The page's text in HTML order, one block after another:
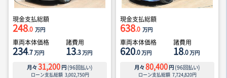
現金支払総額
248.0 万円
車両本体価格
234.7万円
諸費用
13.3万円
月々 31,200 円 (96回払い)
ローン支払総額 3,002,750円
現金支払総額
638.0 万円
車両本体価格
620.0万円
諸費用
18.0万円
月々 80,400 円 (96回払い)
ローン支払総額 7,724,820円